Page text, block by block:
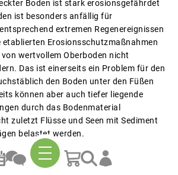
Boden ist stark erosionsgefährdet
ist besonders anfällig für
extremen Regenereignissen
etablierten Erosionsschutzmaßnahmen
wertvollem Oberboden nicht
Das ist einerseits ein Problem für den
den Boden unter den Füßen
können aber auch tiefer liegende
durch das Bodenmaterial
zuletzt Flüsse und Seen mit Sediment
belastet werden.
beileibe nicht einfach aus dem Ärmel